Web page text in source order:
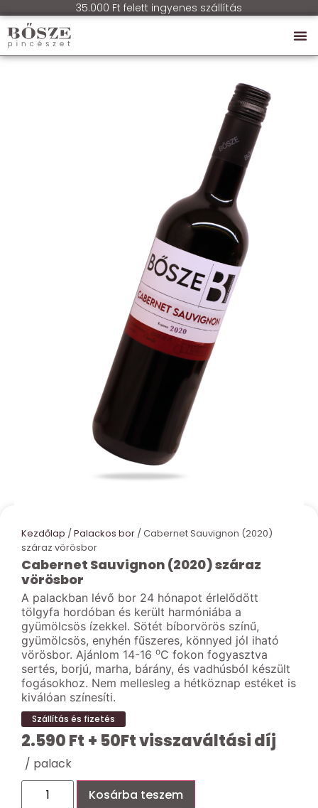
35.000 Ft felett ingyenes szállítás
Kezdőlap /Palackos bor / Cabernet Sauvignon (2020)
száraz vörösbor
Cabernet Sauvignon (2020) száraz
vörösbor
A palackban lévő bor 24 hónapot érlelődött
tölgyfa hordóban és került harmóniába a
gyümölcsös ízekkel. Sötét bíborvörös színű,
gyümölcsös, enyhén fűszeres, könnyed jól iható
vörösbor. Ajánlom 14-16 oC fokon fogyasztva
sertés, borjú, marha, bárány, és vadhúsból készült
fogásokhoz. Nem mellesleg a hétköznap estéket is
kiválóan színesíti.
Szállítás és fizetés
2.590Ft + 50Ft visszaváltási díj
/ palack
Kosárba teszem